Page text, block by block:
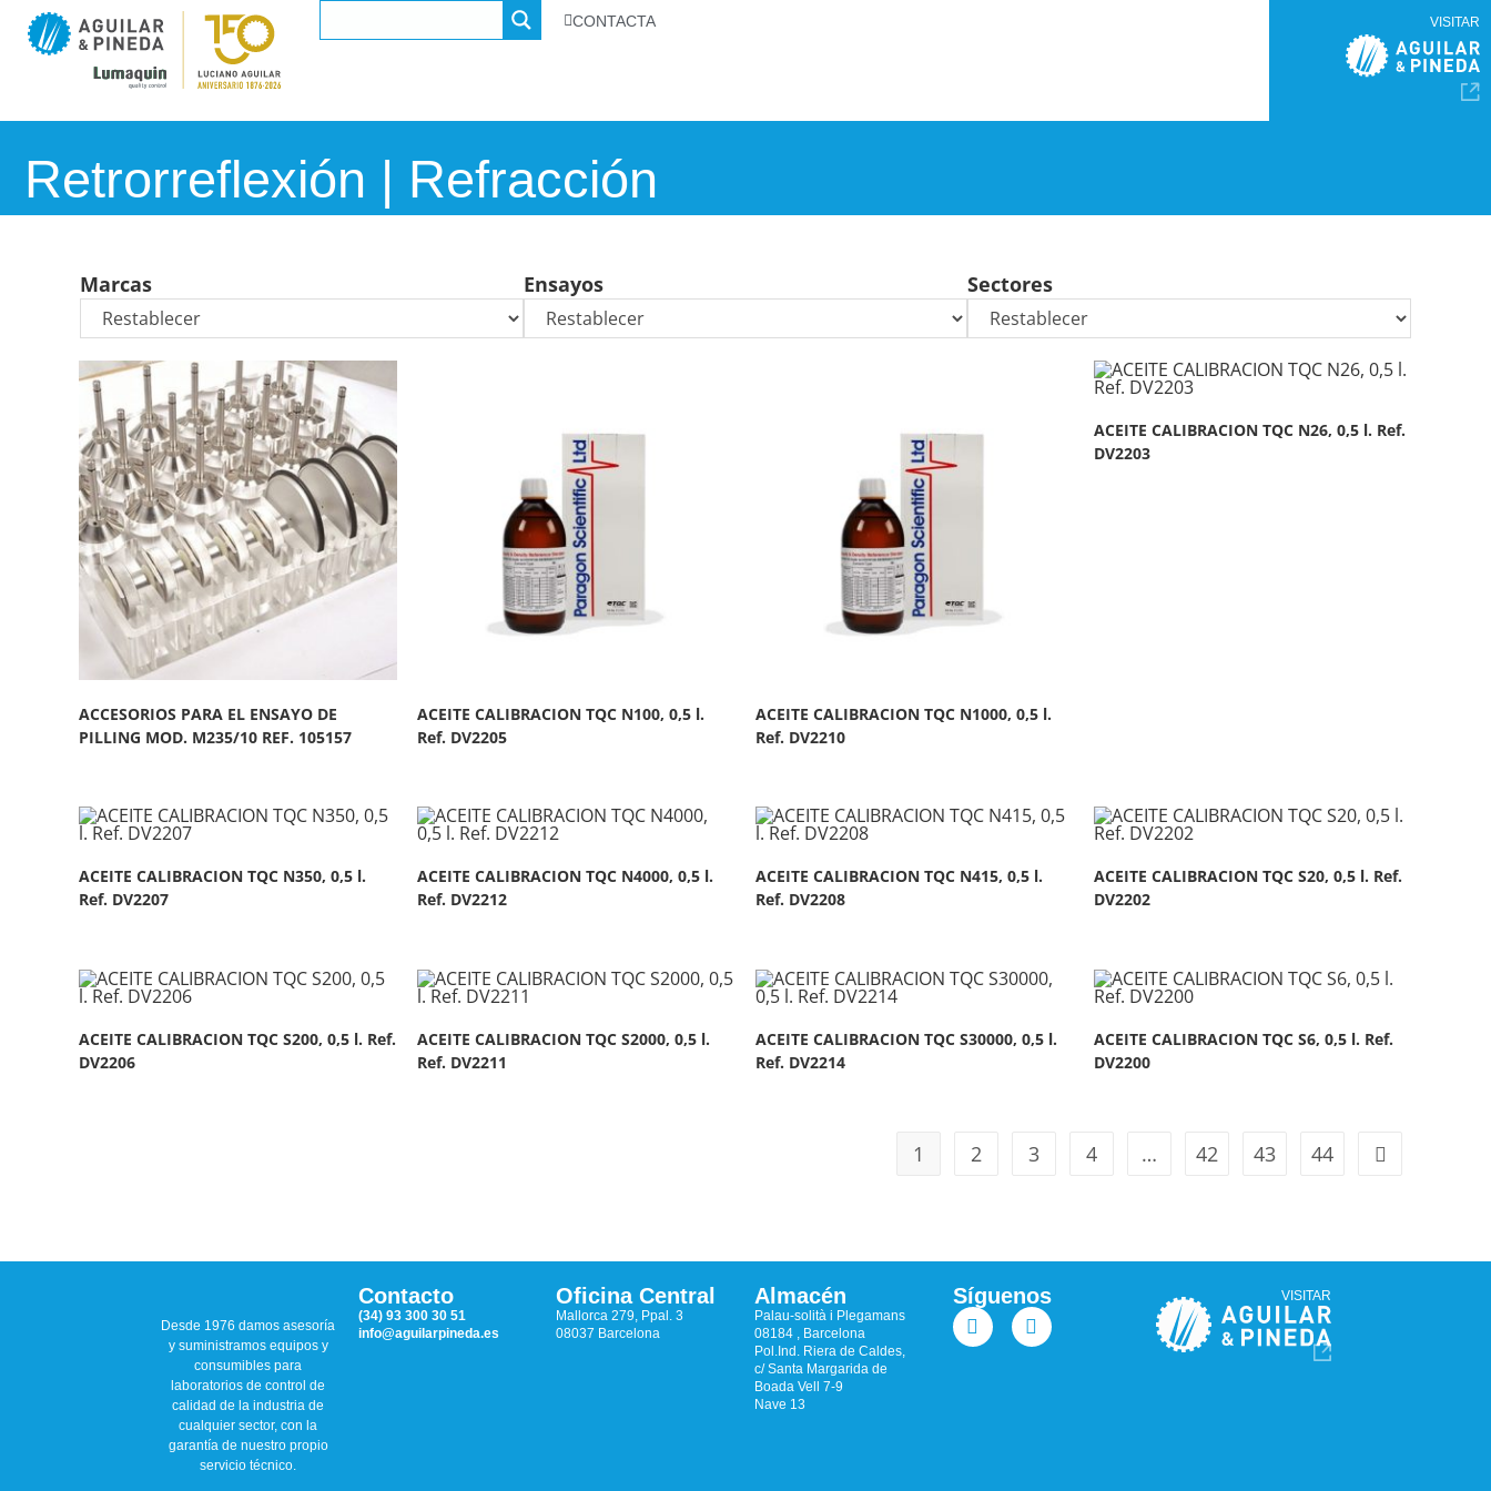
CONTACTA VISITAR
Retrorreflexión | Refracción
Marcas Ensayos Sectores
ACCESORIOS PARA EL ENSAYO DE
PILLING MOD. M235/10 REF. 105157
ACEITE CALIBRACION TQC N100, 0,5 l.
Ref. DV2205
ACEITE CALIBRACION TQC N1000, 0,5 l.
Ref. DV2210
ACEITE CALIBRACION TQC N26, 0,5 l. Ref.
DV2203
ACEITE CALIBRACION TQC N350, 0,5 l.
Ref. DV2207
ACEITE CALIBRACION TQC N4000, 0,5 l.
Ref. DV2212
ACEITE CALIBRACION TQC N415, 0,5 l.
Ref. DV2208
ACEITE CALIBRACION TQC S20, 0,5 l. Ref.
DV2202
ACEITE CALIBRACION TQC S200, 0,5 l. Ref.
DV2206
ACEITE CALIBRACION TQC S2000, 0,5 l.
Ref. DV2211
ACEITE CALIBRACION TQC S30000, 0,5 l.
Ref. DV2214
ACEITE CALIBRACION TQC S6, 0,5 l. Ref.
DV2200
1 2 3 4 … 42 43 44
Desde 1976 damos asesoría
y suministramos equipos y
consumibles para
laboratorios de control de
calidad de la industria de
cualquier sector, con la
garantía de nuestro propio
servicio técnico.
Contacto
(34) 93 300 30 51
info@aguilarpineda.es
Oficina Central
Mallorca 279, Ppal. 3
08037 Barcelona
Almacén
Palau-solità i Plegamans
08184 , Barcelona
Pol.Ind. Riera de Caldes,
c/ Santa Margarida de
Boada Vell 7-9
Nave 13
Síguenos VISITAR